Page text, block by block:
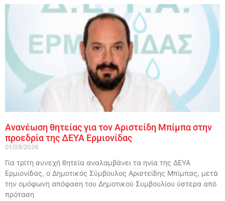
Ανανέωση θητείας για τον Αριστείδη Μπίμπα στην
προεδρία της ΔΕΥΑ Ερμιονίδας
01/08/2026
Για τρίτη συνεχή θητεία αναλαμβάνει τα ηνία της ΔΕΥΑ
Ερμιονίδας, ο Δημοτικός Σύμβουλος Αριστείδης Μπίμπας, μετά
την ομόφωνη απόφαση του Δημοτικού Συμβουλίου ύστερα από
πρόταση